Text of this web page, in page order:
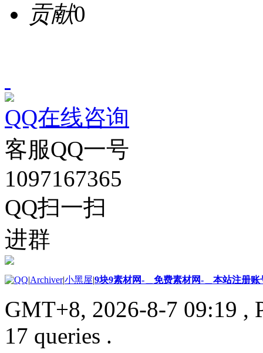
贡献0
QQ在线咨询
客服QQ一号
1097167365
QQ扫一扫
进群
|Archiver|小黑屋|9块9素材网-＿免费素材网-＿本站注册账
GMT+8, 2026-8-7 09:19 ,
17 queries .